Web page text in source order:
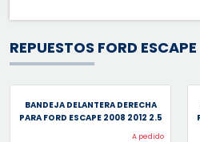
REPUESTOS FORD ESCAPE
BANDEJA DELANTERA DERECHA
PARA FORD ESCAPE 2008 2012 2.5
A pedido